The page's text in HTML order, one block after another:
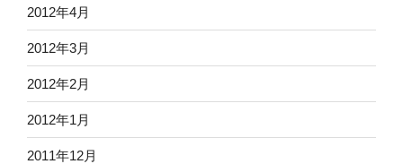
2012年4月
2012年3月
2012年2月
2012年1月
2011年12月